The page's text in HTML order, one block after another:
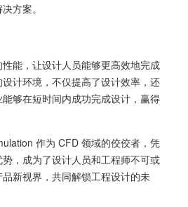
方案。
能，让设计人员能够更高效地完成
计环境，不仅提高了设计效率，还
够在短时间内成功完成设计，赢得
作为 CFD 领域的佼佼者，凭
，成为了设计人员和工程师不可或
新视界，共同解锁工程设计的未